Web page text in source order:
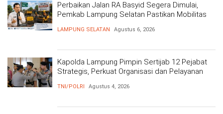
Perbaikan Jalan RA Basyid Segera Dimulai,
Pemkab Lampung Selatan Pastikan Mobilitas
LAMPUNG SELATAN Agustus 6, 2026
Kapolda Lampung Pimpin Sertijab 12 Pejabat
Strategis, Perkuat Organisasi dan Pelayanan
TNI/POLRI Agustus 4, 2026